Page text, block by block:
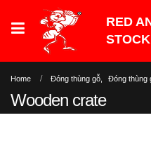
Home Đóng thùng gỗ Đóng thùng
Wooden crate